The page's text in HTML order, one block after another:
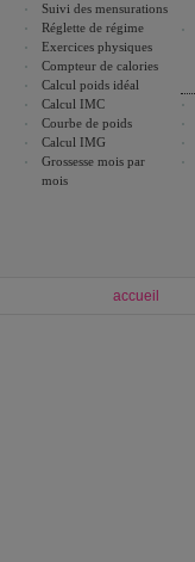
Suivi des mensurations
Réglette de régime
Exercices physiques
Compteur de calories
Calcul poids idéal
Calcul IMC
Courbe de poids
Calcul IMG
Grossesse mois par
mois
accueil